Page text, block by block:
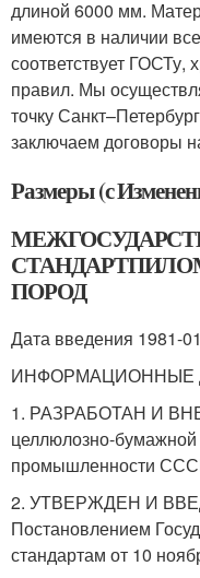
длиной 6000 мм.
имеются в наличии
соответствует ГОСТу,
правил. Мы
точку
заключаем договоры
Размеры (с
ПОРОД
Дата введения 1981-
ИНФОРМАЦИОННЫЕ
1. РАЗРАБОТАН И
целлюлозно-
промышленности
2. УТВЕРЖДЕН И
Постановлением
стандартам от 10